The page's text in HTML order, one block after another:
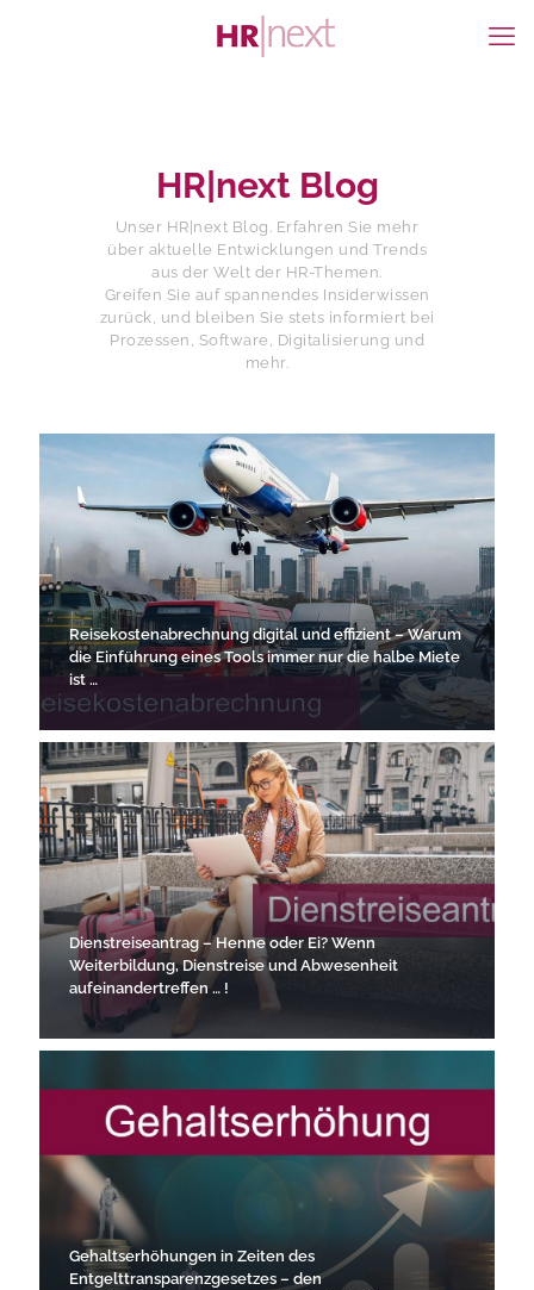
HR|next Blog
Unser HR|next Blog. Erfahren Sie mehr
über aktuelle Entwicklungen und Trends
aus der Welt der HR-Themen.
Greifen Sie auf spannendes Insiderwissen
zurück, und bleiben Sie stets informiert bei
Prozessen, Software, Digitalisierung und
mehr.
Reisekostenabrechnung digital und effizient – Warum
die Einführung eines Tools immer nur die halbe Miete
ist …
Dienstreiseantrag – Henne oder Ei? Wenn
Weiterbildung, Dienstreise und Abwesenheit
aufeinandertreffen … !
Gehaltserhöhungen in Zeiten des
Entgelttransparenzgesetzes – den